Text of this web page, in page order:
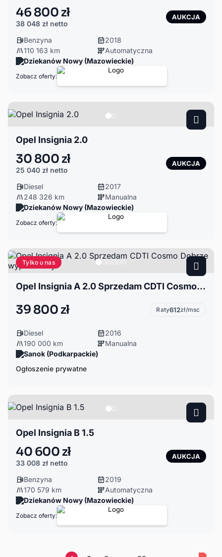
46 800 zł
38 048 zł netto
AUKCJA
Benzyna
2018
110 163 km
Automatyczna
Dziekanów Nowy (Mazowieckie)
Zobacz oferty:
Opel Insignia 2.0
30 800 zł
25 040 zł netto
AUKCJA
Diesel
2017
248 326 km
Manualna
Dziekanów Nowy (Mazowieckie)
Zobacz oferty:
Tylko u nas
Opel Insignia A 2.0 Sprzedam CDTI Cosmo Dobrze wyposażony
39 800 zł Raty612zł/msc
Diesel
2016
190 000 km
Manualna
Sanok (Podkarpackie)
Ogłoszenie prywatne
Opel Insignia B 1.5
40 600 zł
33 008 zł netto
AUKCJA
Benzyna
2019
170 579 km
Automatyczna
Dziekanów Nowy (Mazowieckie)
Zobacz oferty: